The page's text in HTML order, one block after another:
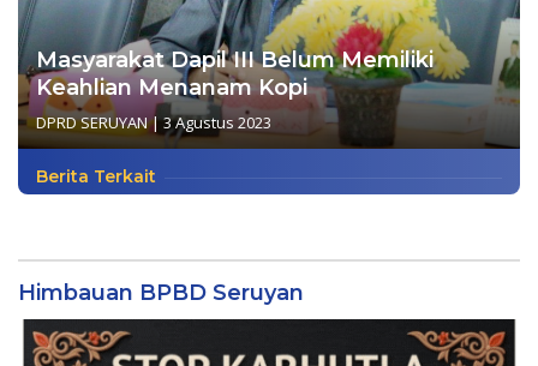
Masyarakat Dapil III Belum Memiliki
Keahlian Menanam Kopi
DPRD SERUYAN|3 Agustus 2023
Berita Terkait
Himbauan BPBD Seruyan